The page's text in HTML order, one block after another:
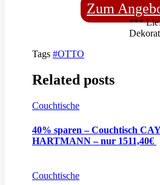
Zum
***
Tags #OTTO
Related posts
Couchtische
40% sparen – Couchtisch
HARTMANN – nur 1511,40€
Couchtische